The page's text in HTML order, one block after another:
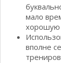
мало
хорошую
вполне